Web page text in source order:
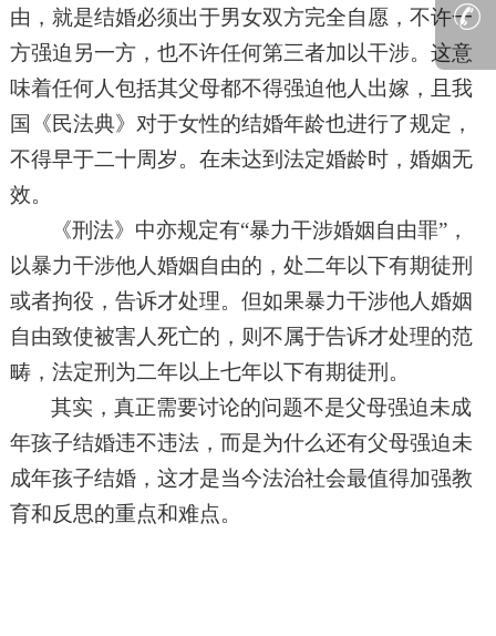
由，就是结婚必须出于男女双方完全自愿，不许一
方强迫另一方，也不许任何第三者加以干涉。这意
味着任何人包括其父母都不得强迫他人出嫁，且我
国《民法典》对于女性的结婚年龄也进行了规定，
不得早于二十周岁。在未达到法定婚龄时，婚姻无
效。
《刑法》中亦规定有“暴力干涉婚姻自由罪”，
以暴力干涉他人婚姻自由的，处二年以下有期徒刑
或者拘役，告诉才处理。但如果暴力干涉他人婚姻
自由致使被害人死亡的，则不属于告诉才处理的范
畴，法定刑为二年以上七年以下有期徒刑。
其实，真正需要讨论的问题不是父母强迫未成
年孩子结婚违不违法，而是为什么还有父母强迫未
成年孩子结婚，这才是当今法治社会最值得加强教
育和反思的重点和难点。